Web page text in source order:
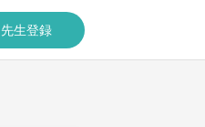
先生登録